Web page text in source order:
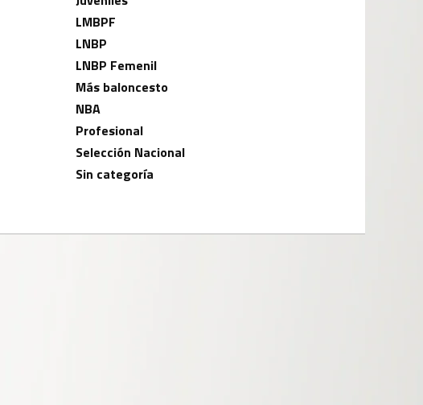
LMBPF
LNBP
LNBP Femenil
Más baloncesto
NBA
Profesional
Selección Nacional
Sin categoría